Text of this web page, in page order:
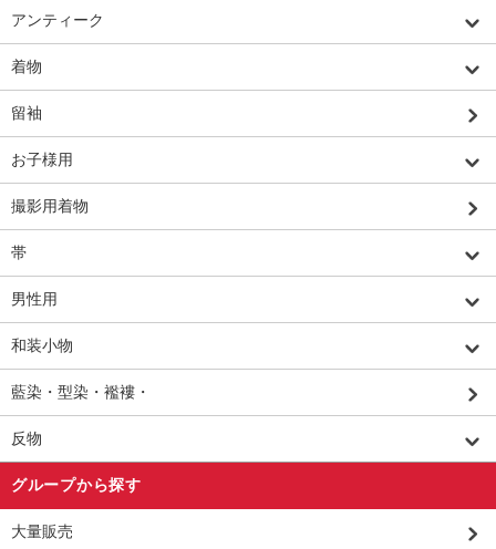
アンティーク
着物
留袖
お子様用
撮影用着物
帯
男性用
和装小物
藍染・型染・襤褸・
反物
グループから探す
大量販売